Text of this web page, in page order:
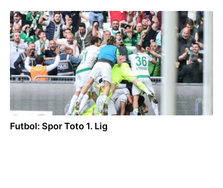
08.05.2022
Futbol: Spor Toto 1. Lig